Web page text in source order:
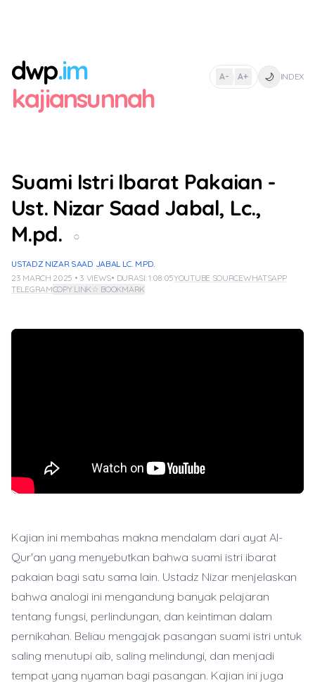
dwp.im
kajiansunnah
A- | A+ 🌙 INDEX
Suami Istri Ibarat Pakaian -
Ust. Nizar Saad Jabal, Lc.,
M.pd.
○
USTADZ NIZAR SAAD JABAL LC. M.PD.
23 MARCH 2025 • 3 VIEWS• DURASI: 1:08:05YOUTUBE SOURCEWHATSAPP
TELEGRAMCOPY LINK☆ BOOKMARK
Kajian ini membahas makna mendalam dari ayat Al-
Qur'an yang menyebutkan bahwa suami istri ibarat
pakaian bagi satu sama lain. Ustadz Nizar menjelaskan
bahwa analogi ini mengandung banyak pelajaran
tentang fungsi, perlindungan, dan keintiman dalam
pernikahan. Beliau mengajak pasangan suami istri untuk
saling menutupi aib, saling melindungi, dan menjadi
tempat yang nyaman bagi pasangan. Kajian ini juga